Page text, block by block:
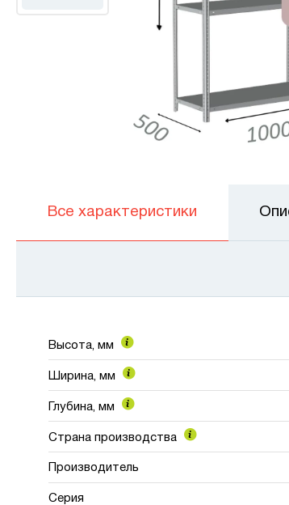
Все характеристики
Высота, мм
Ширина, мм
Глубина, мм
Страна производства
Производитель
Серия